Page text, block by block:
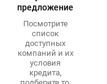
предложение
Посмотрите
список
доступных
компаний и их
условия
кредита,